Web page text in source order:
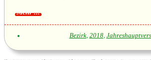
Bezirk, 2018,